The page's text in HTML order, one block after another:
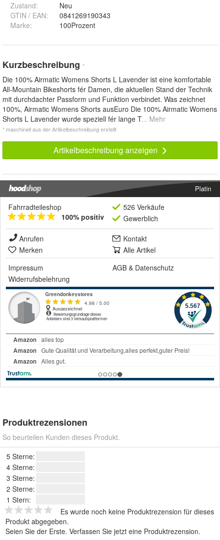
Zustand:
Neu
GTIN / EAN:
0841269190343
Marke:
100Prozent
Kurzbeschreibung *
Die 100% Airmatic Womens Shorts L Lavender ist eine komfortable
All-Mountain Bikeshorts fér Damen, die aktuellen Stand der Technik
mit durchdachter Passform und Funktion verbindet. Was zeichnet
100%, Airmatic Womens Shorts ausEuro Die 100% Airmatic Womens
Shorts L Lavender wurde speziell fér lange T... Mehr
* maschinell aus der Artikelbeschreibung erstellt
Artikelbeschreibung anzeigen
Platin
Fahrradteileshop
100% positiv
526 Verkäufe
Gewerblich
Anrufen
Kontakt
Merken
Alle Artikel
Impressum
AGB & Datenschutz
Widerrufsbelehrung
Produktrezensionen
So beurteilen Kunden dieses Produkt.
5 Sterne:
4 Sterne:
3 Sterne:
2 Sterne:
1 Stern:
Es wurde noch keine Produktrezension für dieses
Produkt abgegeben.
Seien Sie der Erste. Verfassen Sie jetzt eine Produktrezension.